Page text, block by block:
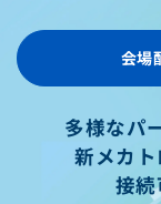
会場
多様なパ
新メカ
接